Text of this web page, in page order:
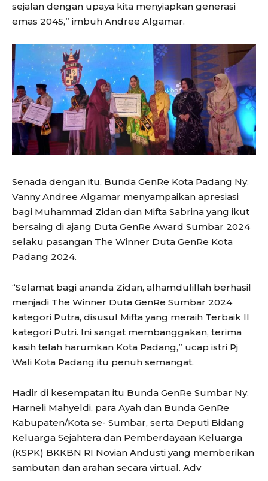
sejalan dengan upaya kita menyiapkan generasi
emas 2045,” imbuh Andree Algamar.
Senada dengan itu, Bunda GenRe Kota Padang Ny.
Vanny Andree Algamar menyampaikan apresiasi
bagi Muhammad Zidan dan Mifta Sabrina yang ikut
bersaing di ajang Duta GenRe Award Sumbar 2024
selaku pasangan The Winner Duta GenRe Kota
Padang 2024.
“Selamat bagi ananda Zidan, alhamdulillah berhasil
menjadi The Winner Duta GenRe Sumbar 2024
kategori Putra, disusul Mifta yang meraih Terbaik II
kategori Putri. Ini sangat membanggakan, terima
kasih telah harumkan Kota Padang,” ucap istri Pj
Wali Kota Padang itu penuh semangat.
Hadir di kesempatan itu Bunda GenRe Sumbar Ny.
Harneli Mahyeldi, para Ayah dan Bunda GenRe
Kabupaten/Kota se- Sumbar, serta Deputi Bidang
Keluarga Sejahtera dan Pemberdayaan Keluarga
(KSPK) BKKBN RI Novian Andusti yang memberikan
sambutan dan arahan secara virtual. Adv